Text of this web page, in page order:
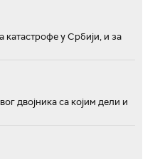
катастрофе у Србији, и за
двојника са којим дели и